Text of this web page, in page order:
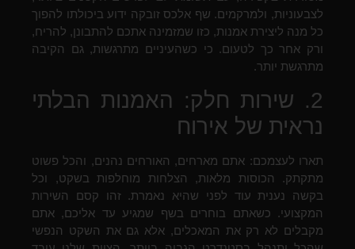
לצבעוניות, ולמרקמים. שף אלכס זובקה ידוע ביכולתו להפוך
כל מנה ליצירת אמנות, כזו שמזמינה אתכם להתבונן, להריח,
ורק אחר כך לטעום. כי כשהעיניים מתרגשות, גם הקיבה
מתרגשת יותר.
2. שירות חלק: האמנות הבלתי
נראית של אירוח
תארו לעצמכם: אתם מארחים, האורחים נהנים, והכל פשוט
מתקתק. הכוסות מלאות, הצלחות מוחלפות בשקט, וכל
בקשה נענית עוד לפני שהיא נאמרת. זהו קסם השירות
המקצועי. כשאתם בוחרים בשף שמגיע עד אליכם, אתם
מקבלים לא רק את המאכלים, אלא גם את השקט הנפשי